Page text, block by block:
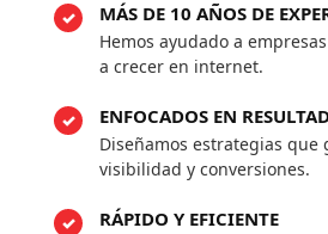
MÁS DE 10 AÑOS DE
Hemos ayudado a
a crecer en internet.
ENFOCADOS EN
Diseñamos estrategias que
visibilidad y conversiones.
RÁPIDO Y EFICIENTE